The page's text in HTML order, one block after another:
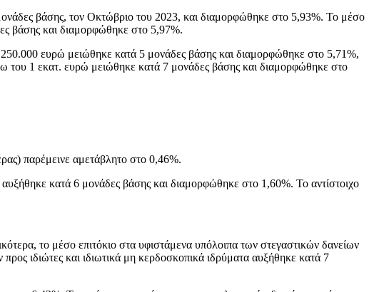
βάσης, τον Οκτώβριο του 2023, και διαμορφώθηκε στο 5,93%. Το μέσο
βάσης και διαμορφώθηκε στο 5,97%.
250.000 ευρώ μειώθηκε κατά 5 μονάδες βάσης και διαμορφώθηκε στο 5,71%,
του 1 εκατ. ευρώ μειώθηκε κατά 7 μονάδες βάσης και διαμορφώθηκε στο
παρέμεινε αμετάβλητο στο 0,46%.
κατά 6 μονάδες βάσης και διαμορφώθηκε στο 1,60%. Το αντίστοιχο
το μέσο επιτόκιο στα υφιστάμενα υπόλοιπα των στεγαστικών δανείων
ιδιώτες και ιδιωτικά μη κερδοσκοπικά ιδρύματα αυξήθηκε κατά 7